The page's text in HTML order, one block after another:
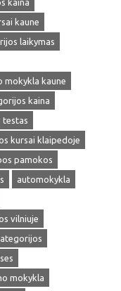
kaina
kaune
laikymas
mokykla kaune
kaina
testas
kursai klaipedoje
pamokos
automokykla
vilniuje
mokykla